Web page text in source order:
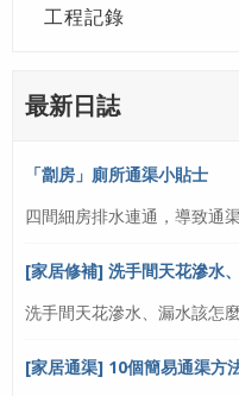
工程記錄
最新日誌
「劏房」廁所通渠小貼士
四間細房排水連通，導致通
[家居修補] 洗手間天花滲水
洗手間天花滲水、漏水該怎
[家居通渠] 10個簡易通渠方